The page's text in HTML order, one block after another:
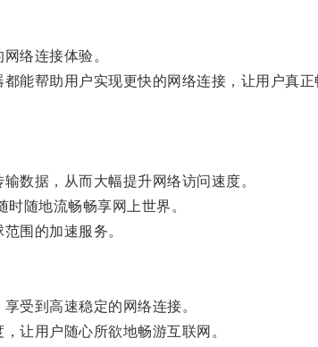
络连接体验。
帮助用户实现更快的网络连接，让用户真正
据，从而大幅提升网络访问速度。
随地流畅畅享网上世界。
围的加速服务。
受到高速稳定的网络连接。
让用户随心所欲地畅游互联网。